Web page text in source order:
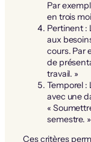
Par
en trois
Pertinent :
aux
cours. Par
de
travail. »
Temporel :
avec une
«
semestre. »
Ces critères